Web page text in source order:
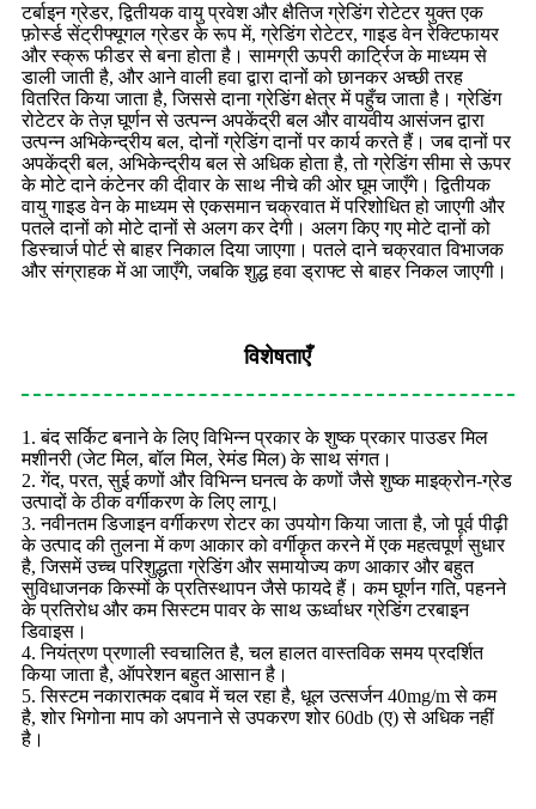
टर्बाइन ग्रेडर, द्वितीयक वायु प्रवेश और क्षैतिज ग्रेडिंग रोटेटर युक्त एक
फ़ोर्स्ड सेंट्रीफ्यूगल ग्रेडर के रूप में, ग्रेडिंग रोटेटर, गाइड वेन रेक्टिफायर
और स्क्रू फीडर से बना होता है। सामग्री ऊपरी कार्ट्रिज के माध्यम से
डाली जाती है, और आने वाली हवा द्वारा दानों को छानकर अच्छी तरह
वितरित किया जाता है, जिससे दाना ग्रेडिंग क्षेत्र में पहुँच जाता है। ग्रेडिंग
रोटेटर के तेज़ घूर्णन से उत्पन्न अपकेंद्री बल और वायवीय आसंजन द्वारा
उत्पन्न अभिकेन्द्रीय बल, दोनों ग्रेडिंग दानों पर कार्य करते हैं। जब दानों पर
अपकेंद्री बल, अभिकेन्द्रीय बल से अधिक होता है, तो ग्रेडिंग सीमा से ऊपर
के मोटे दाने कंटेनर की दीवार के साथ नीचे की ओर घूम जाएँगे। द्वितीयक
वायु गाइड वेन के माध्यम से एकसमान चक्रवात में परिशोधित हो जाएगी और
पतले दानों को मोटे दानों से अलग कर देगी। अलग किए गए मोटे दानों को
डिस्चार्ज पोर्ट से बाहर निकाल दिया जाएगा। पतले दाने चक्रवात विभाजक
और संग्राहक में आ जाएँगे, जबकि शुद्ध हवा ड्राफ्ट से बाहर निकल जाएगी।
विशेषताएँ
1. बंद सर्किट बनाने के लिए विभिन्न प्रकार के शुष्क प्रकार पाउडर मिल
मशीनरी (जेट मिल, बॉल मिल, रेमंड मिल) के साथ संगत।
2. गेंद, परत, सुई कणों और विभिन्न घनत्व के कणों जैसे शुष्क माइक्रोन-ग्रेड
उत्पादों के ठीक वर्गीकरण के लिए लागू।
3. नवीनतम डिजाइन वर्गीकरण रोटर का उपयोग किया जाता है, जो पूर्व पीढ़ी
के उत्पाद की तुलना में कण आकार को वर्गीकृत करने में एक महत्वपूर्ण सुधार
है, जिसमें उच्च परिशुद्धता ग्रेडिंग और समायोज्य कण आकार और बहुत
सुविधाजनक किस्मों के प्रतिस्थापन जैसे फायदे हैं। कम घूर्णन गति, पहनने
के प्रतिरोध और कम सिस्टम पावर के साथ ऊर्ध्वाधर ग्रेडिंग टरबाइन
डिवाइस।
4. नियंत्रण प्रणाली स्वचालित है, चल हालत वास्तविक समय प्रदर्शित
किया जाता है, ऑपरेशन बहुत आसान है।
5. सिस्टम नकारात्मक दबाव में चल रहा है, धूल उत्सर्जन 40mg/m से कम
है, शोर भिगोना माप को अपनाने से उपकरण शोर 60db (ए) से अधिक नहीं
है।